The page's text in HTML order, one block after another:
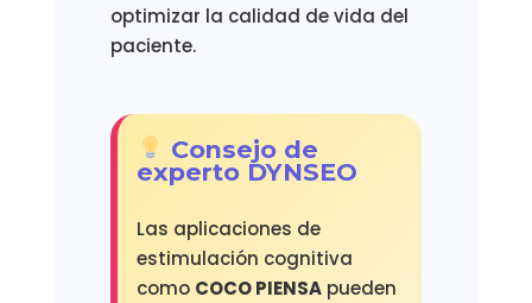
optimizar la calidad de vida del
paciente.
Consejo de
experto DYNSEO
Las aplicaciones de
estimulación cognitiva
como COCO PIENSApueden